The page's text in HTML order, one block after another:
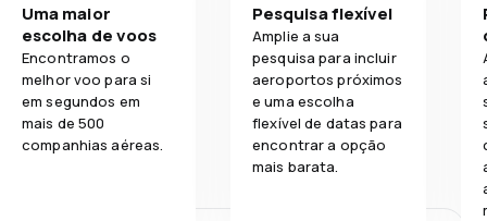
Uma maior
escolha de voos
Encontramos o
melhor voo para si
em segundos em
mais de 500
companhias aéreas.
Pesquisa flexível
Amplie a sua
pesquisa para incluir
aeroportos próximos
e uma escolha
flexível de datas para
encontrar a opção
mais barata.